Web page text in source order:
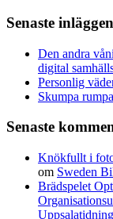
Senaste inläggen
Den andra
digital
Personlig
Skumpa
Senaste
Knökfullt i
om Sweden
Brädspelet